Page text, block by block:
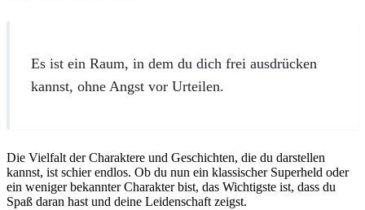
Es ist ein Raum, in dem du dich frei ausdrücken
kannst, ohne Angst vor Urteilen.
Die Vielfalt der Charaktere und Geschichten, die du darstellen
kannst, ist schier endlos. Ob du nun ein klassischer Superheld oder
ein weniger bekannter Charakter bist, das Wichtigste ist, dass du
Spaß daran hast und deine Leidenschaft zeigst.